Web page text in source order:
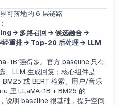
可落地的 6 层链路
→ 多路召回 → 候选融合 →
重排 → Top-20 后处理 → LLM
1B”强得多。官方 baseline 只有
、LLM 生成回复；核心组件是
或 BERT 检索、用户/音乐
里 LLaMA-1B + BM25 的
说明 baseline 很基础，提升空间